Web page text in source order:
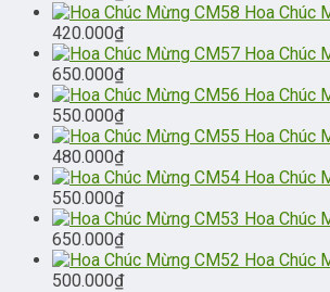
Hoa Chúc
420.000₫
Hoa Chúc
650.000₫
Hoa Chúc
550.000₫
Hoa Chúc
480.000₫
Hoa Chúc
550.000₫
Hoa Chúc
650.000₫
Hoa Chúc
500.000₫